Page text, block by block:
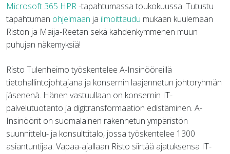
Microsoft 365 HPR-tapahtumassa toukokuussa. Tutustu
tapahtuman ohjelmaan ja ilmoittaudu mukaan kuulemaan
Riston ja Maija-Reetan sekä kahdenkymmenen muun
puhujan näkemyksiä!
Risto Tulenheimo työskentelee A-Insinööreillä
tietohallintojohtajana ja konsernin laajennetun johtoryhmän
jäsenenä. Hänen vastuullaan on konsernin IT-
palvelutuotanto ja digitransformaation edistäminen. A-
Insinöörit on suomalainen rakennetun ympäristön
suunnittelu- ja konsulttitalo, jossa työskentelee 1300
asiantuntijaa. Vapaa-ajallaan Risto siirtää ajatuksensa IT-